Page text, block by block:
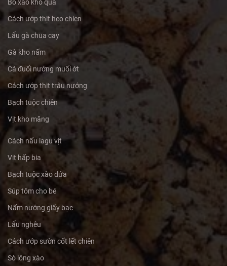
Bò xào khổ qua
Cách ướp thịt heo chien
Lẩu gà chua cay
Gà kho nấm
Cá đuối nướng muối ớt
Cách ướp thịt trâu nướng
Bạch tuộc chiên
Vịt kho măng
Cách nấu lagu vịt
Vịt hấp bia
Bạch tuộc xào dứa
Súp tôm cho bé
Nấm nướng giấy bạc
Lẩu nghêu
Cách ướp sườn cốt lết chiên
Sò lông xào